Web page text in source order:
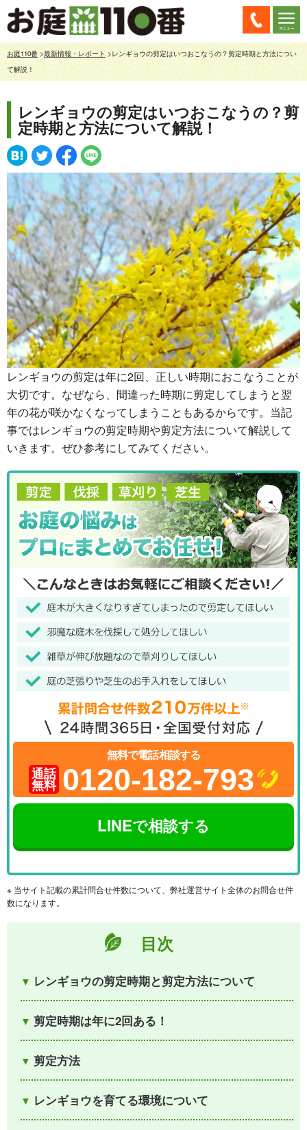
お庭110番>最新情報・レポート >レンギョウの剪定はいつおこなうの？剪定時期と方法につい
て解説！
レンギョウの剪定はいつおこなうの？剪
定時期と方法について解説！
レンギョウの剪定は年に2回、正しい時期におこなうことが
大切です。なぜなら、間違った時期に剪定してしまうと翌
年の花が咲かなくなってしまうこともあるからです。当記
事ではレンギョウの剪定時期や剪定方法について解説して
いきます。ぜひ参考にしてみてください。
無料で電話相談する
通話
無料 0120-182-793
LINEで相談する
※ 当サイト記載の累計問合せ件数について、弊社運営サイト全体のお問合せ件
数になります。
目次
レンギョウの剪定時期と剪定方法について
剪定時期は年に2回ある！
剪定方法
レンギョウを育てる環境について